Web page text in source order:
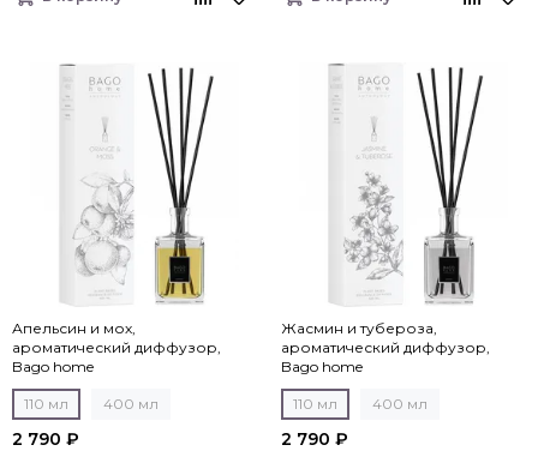
Апельсин и мох,
ароматический диффузор,
Bago home
110 мл 400 мл
2 790 ₽
Жасмин и тубероза,
ароматический диффузор,
Bago home
110 мл 400 мл
2 790 ₽